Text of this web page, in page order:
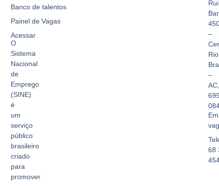
O
Sistema
Nacional
de
Emprego
(SINE)
é
um
serviço
público
brasileiro
criado
para
promover
Banco de talentos
Painel de Vagas
Acessar
Rui
–
Rio
–
AC,
68